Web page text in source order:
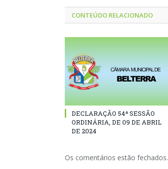
CONTEÚDO RELACIONADO
DECLARAÇÃO 54ª SESSÃO
ORDINÁRIA, DE 09 DE ABRIL
DE 2024
Os comentários estão fechados.